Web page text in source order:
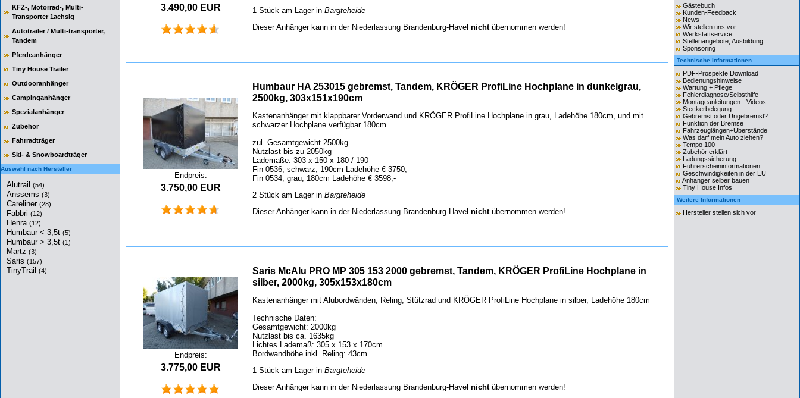
KFZ-, Motorrad-, Multi-
Transporter 1achsig
Autotrailer / Multi-transporter,
Tandem
Pferdeanhänger
Tiny House Trailer
Outdooranhänger
Campinganhänger
Spezialanhänger
Zubehör
Fahrradträger
Ski- & Snowboardträger
Auswahl nach Hersteller
Alutrail (54)
Anssems (3)
Careliner (28)
Fabbri (12)
Henra (12)
Humbaur < 3,5t (5)
Humbaur > 3,5t (1)
Martz (3)
Saris (157)
TinyTrail (4)
3.490,00 EUR
1 Stück am Lager in Bargteheide
Dieser Anhänger kann in der Niederlassung Brandenburg-Havel nichtübernommen werden!
Endpreis:
3.750,00 EUR
Humbaur HA 253015 gebremst, Tandem, KRÖGER ProfiLine Hochplane in dunkelgrau,
2500kg, 303x151x190cm
Kastenanhänger mit klappbarer Vorderwand und KRÖGER ProfiLine Hochplane in grau, Ladehöhe 180cm, und mit
schwarzer Hochplane verfügbar 180cm
zul. Gesamtgewicht 2500kg
Nutzlast bis zu 2050kg
Lademaße: 303 x 150 x 180 / 190
Fin 0536, schwarz, 190cm Ladehöhe € 3750,-
Fin 0534, grau, 180cm Ladehöhe € 3598,-
2 Stück am Lager in Bargteheide
Dieser Anhänger kann in der Niederlassung Brandenburg-Havel nichtübernommen werden!
Endpreis:
3.775,00 EUR
Saris McAlu PRO MP 305 153 2000 gebremst, Tandem, KRÖGER ProfiLine Hochplane in
silber, 2000kg, 305x153x180cm
Kastenanhänger mit Alubordwänden, Reling, Stützrad und KRÖGER ProfiLine Hochplane in silber, Ladehöhe 180cm
Technische Daten:
Gesamtgewicht: 2000kg
Nutzlast bis ca. 1635kg
Lichtes Lademaß: 305 x 153 x 170cm
Bordwandhöhe inkl. Reling: 43cm
1 Stück am Lager in Bargteheide
Dieser Anhänger kann in der Niederlassung Brandenburg-Havel nichtübernommen werden!
Gästebuch
Kunden-Feedback
News
Wir stellen uns vor
Werkstattservice
Stellenangebote, Ausbildung
Sponsoring
Technische Informationen
PDF-Prospekte Download
Bedienungshinweise
Wartung + Pflege
Fehlerdiagnose/Selbsthilfe
Montageanleitungen - Videos
Steckerbelegung
Gebremst oder Ungebremst?
Funktion der Bremse
Fahrzeuglängen+Überstände
Was darf mein Auto ziehen?
Tempo 100
Zubehör erklärt
Ladungssicherung
Führerscheininformationen
Geschwindigkeiten in der EU
Anhänger selber bauen
Tiny House Infos
Weitere Informationen
Hersteller stellen sich vor